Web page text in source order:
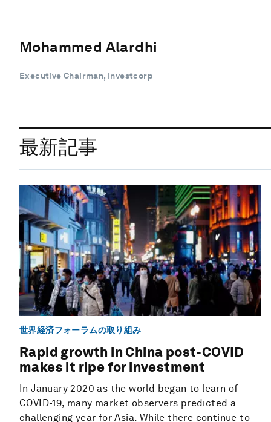
Mohammed Alardhi
Executive Chairman, Investcorp
最新記事
世界経済フォーラムの取り組み
Rapid growth in China post-COVID
makes it ripe for investment
In January 2020 as the world began to learn of
COVID-19, many market observers predicted a
challenging year for Asia. While there continue to